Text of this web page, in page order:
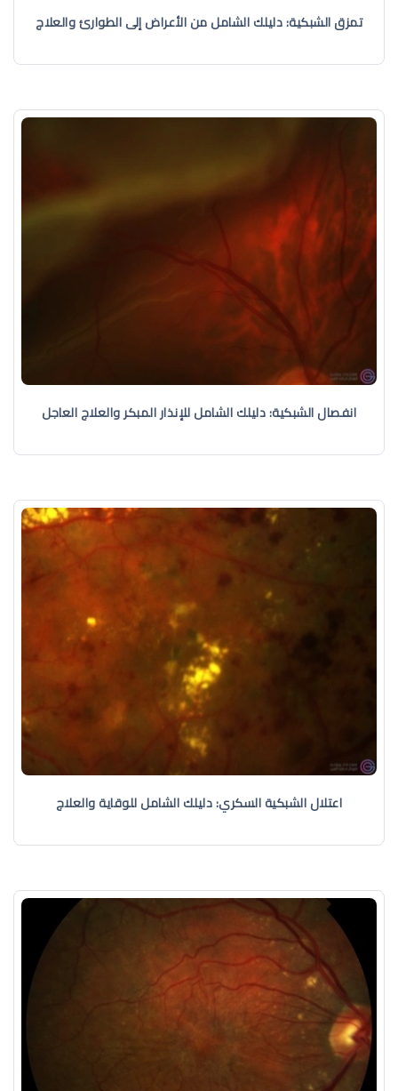
تمزق الشبكية: دليلك الشامل من الأعراض إلى الطوارئ والعلاج
انفصال الشبكية: دليلك الشامل للإنذار المبكر والعلاج العاجل
اعتلال الشبكية السكري: دليلك الشامل للوقاية والعلاج